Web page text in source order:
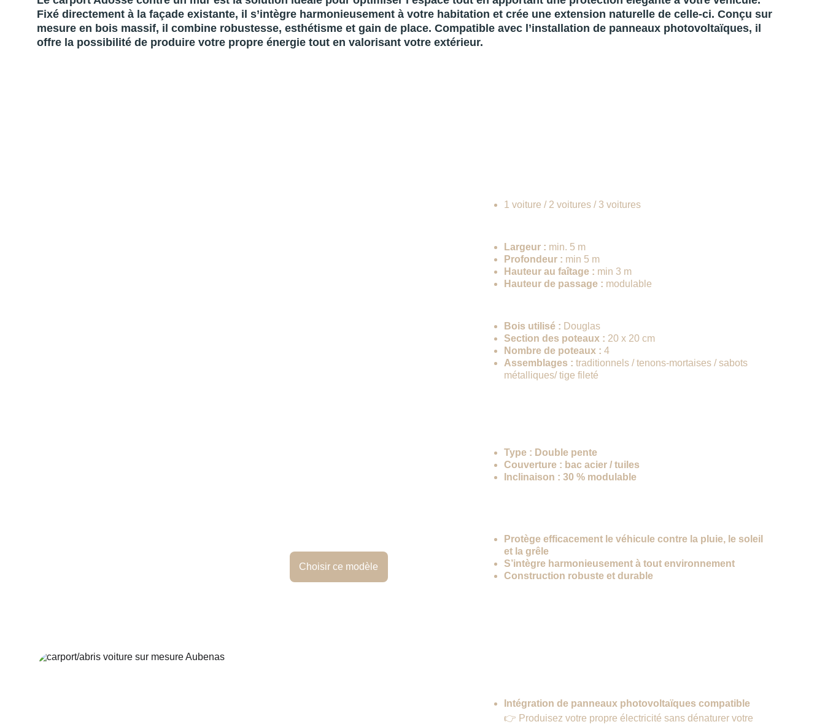
Fixé directement à la façade existante, il s’intègre harmonieusement à votre habitation et crée une extension naturelle de celle-ci. Conçu sur
mesure en bois massif, il combine robustesse, esthétisme et gain de place. Compatible avec l’installation de panneaux photovoltaïques, il
offre la possibilité de produire votre propre énergie tout en valorisant votre extérieur.
1 voiture / 2 voitures / 3 voitures
Largeur : min. 5 m
Profondeur : min 5 m
Hauteur au faîtage : min 3 m
Hauteur de passage : modulable
Bois utilisé : Douglas
Section des poteaux : 20 x 20 cm
Nombre de poteaux : 4
Assemblages : traditionnels / tenons-mortaises / sabots
métalliques/ tige fileté
Type : Double pente
Couverture : bac acier / tuiles
Inclinaison : 30 % modulable
Protège efficacement le véhicule contre la pluie, le soleil
et la grêle
S’intègre harmonieusement à tout environnement
Construction robuste et durable
Choisir ce modèle
Intégration de panneaux photovoltaïques compatible
👉 Produisez votre propre électricité sans dénaturer votre